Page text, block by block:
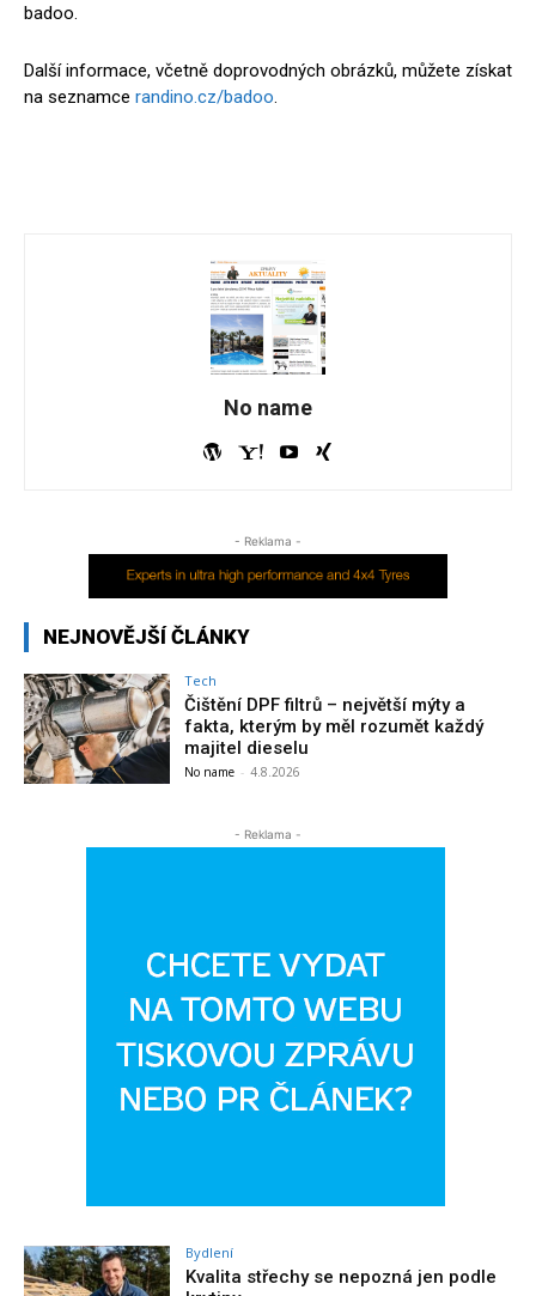
badoo.
Další informace, včetně doprovodných obrázků, můžete získat
na seznamce randino.cz/badoo.
No name
- Reklama -
NEJNOVĚJŠÍ ČLÁNKY
Tech
Čištění DPF filtrů – největší mýty a
fakta, kterým by měl rozumět každý
majitel dieselu
No name - 4.8.2026
- Reklama -
Bydlení
Kvalita střechy se nepozná jen podle